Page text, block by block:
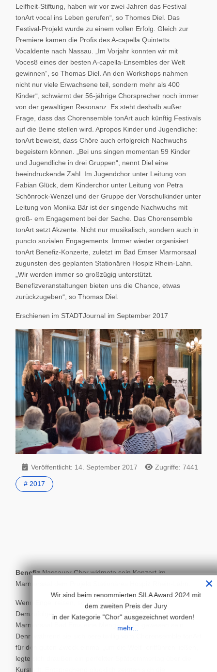
Leifheit-Stiftung, haben wir vor zwei Jahren das Festival
tonArt vocal ins Leben gerufen“, so Thomes Diel. Das
Festival-Projekt wurde zu einem vollen Erfolg. Gleich zur
Premiere kamen die Profis des A-capella Quintetts
Vocaldente nach Nassau. „Im Vorjahr konnten wir mit
Voces8 eines der besten A-capella-Ensembles der Welt
gewinnen“, so Thomas Diel. An den Workshops nahmen
nicht nur viele Erwachsene teil, sondern mehr als 400
Kinder“, schwärmt der 56-jährige Chorsprecher noch immer
von der gewaltigen Resonanz. Es steht deshalb außer
Frage, dass das Chorensemble tonArt auch künftig Festivals
auf die Beine stellen wird. Apropos Kinder und Jugendliche:
tonArt beweist, dass Chöre auch erfolgreich Nachwuchs
begeistern können. „Bei uns singen momentan 59 Kinder
und Jugendliche in drei Gruppen“, nennt Diel eine
beeindruckende Zahl. Im Jugendchor unter Leitung von
Fabian Glück, dem Kinderchor unter Leitung von Petra
Schönrock-Wenzel und der Gruppe der Vorschulkinder unter
Leitung von Monika Bär ist der singende Nachwuchs mit
groß- em Engagement bei der Sache. Das Chorensemble
tonArt setzt Akzente. Nicht nur musikalisch, sondern auch in
puncto sozialen Engagements. Immer wieder organisiert
tonArt Benefiz-Konzerte, zuletzt im Bad Emser Marmorsaal
zugunsten des geplanten Stationären Hospiz Rhein-Lahn.
„Wir werden immer so großzügig unterstützt.
Benefizveranstaltungen bieten uns die Chance, etwas
zurückzugeben“, so Thomas Diel.
Erschienen im STADTJournal im September 2017
Veröffentlicht: 14. September 2017 Zugriffe: 7441
# 2017
Benefiz Nassauer Chor widmete sein Konzert im
Marmorsaal dem Projekt Stationäres Hospiz Rhein-Lahn.
Wenn Engel reisen, scheint bekanntlich die Sonne.
Demzufolge mussten unter den gut 350 Gästen im
Marmorsaal Bad Ems eine Menge Engel gewesen sein.
Denn während sie sich bereitwillig vom Chorensemble tonArt
für den guten Zweck einmal „um die Welt“ entführen ließen,
legte sich draußen ein perfekter Spätsommertag über die
Kurstadt. Entsprechend glücklich zeigten sich die
×
Wir sind beim renommierten SILA Award 2024 mit
dem zweiten Preis der Jury
in der Kategorie "Chor" ausgezeichnet worden!
mehr...